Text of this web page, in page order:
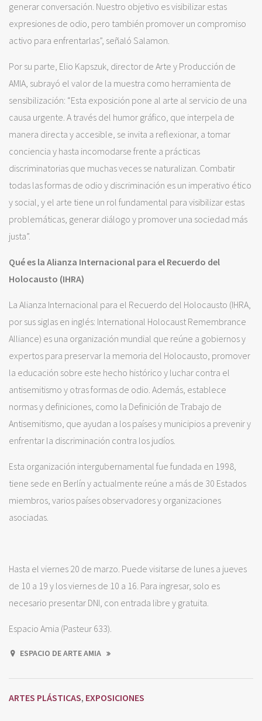
generar conversación. Nuestro objetivo es visibilizar estas
expresiones de odio, pero también promover un compromiso
activo para enfrentarlas”, señaló Salamon.
Por su parte, Elio Kapszuk, director de Arte y Producción de
AMIA, subrayó el valor de la muestra como herramienta de
sensibilización: “Esta exposición pone al arte al servicio de una
causa urgente. A través del humor gráfico, que interpela de
manera directa y accesible, se invita a reflexionar, a tomar
conciencia y hasta incomodarse frente a prácticas
discriminatorias que muchas veces se naturalizan. Combatir
todas las formas de odio y discriminación es un imperativo ético
y social, y el arte tiene un rol fundamental para visibilizar estas
problemáticas, generar diálogo y promover una sociedad más
justa”.
Qué es la Alianza Internacional para el Recuerdo del
Holocausto (IHRA)
La Alianza Internacional para el Recuerdo del Holocausto (IHRA,
por sus siglas en inglés: International Holocaust Remembrance
Alliance) es una organización mundial que reúne a gobiernos y
expertos para preservar la memoria del Holocausto, promover
la educación sobre este hecho histórico y luchar contra el
antisemitismo y otras formas de odio. Además, establece
normas y definiciones, como la Definición de Trabajo de
Antisemitismo, que ayudan a los países y municipios a prevenir y
enfrentar la discriminación contra los judíos.
Esta organización intergubernamental fue fundada en 1998,
tiene sede en Berlín y actualmente reúne a más de 30 Estados
miembros, varios países observadores y organizaciones
asociadas.
Hasta el viernes 20 de marzo. Puede visitarse de lunes a jueves
de 10 a 19 y los viernes de 10 a 16. Para ingresar, solo es
necesario presentar DNI, con entrada libre y gratuita.
Espacio Amia (Pasteur 633).
ESPACIO DE ARTE AMIA
ARTES PLÁSTICAS, EXPOSICIONES